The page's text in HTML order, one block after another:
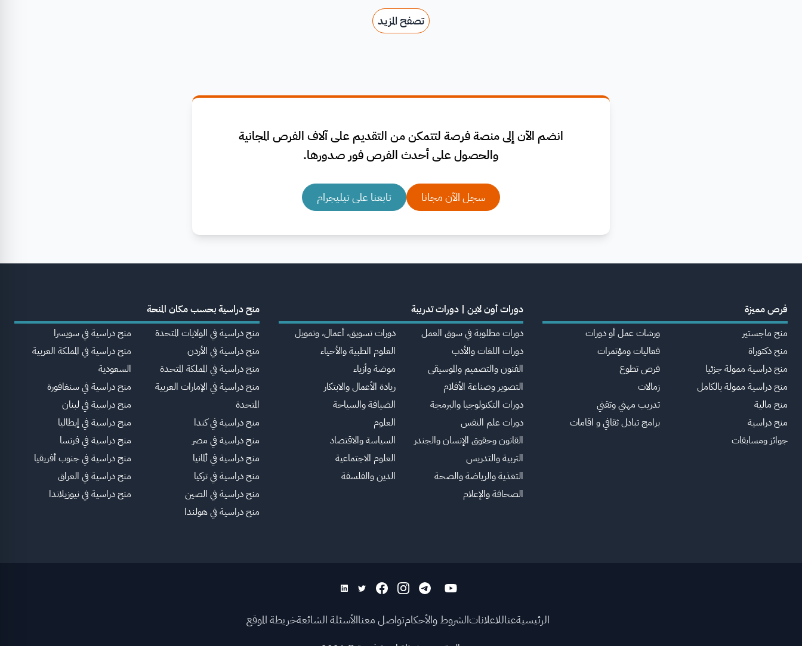
تصفح المزيد
انضم الآن إلى منصة فرصة لتتمكن من التقديم على آلاف الفرص المجانية
والحصول على أحدث الفرص فور صدورها.
سجل الآن مجانا تابعنا على تيليجرام
فرص مميزة
منح ماجستير
منح دكتوراة
منح دراسية ممولة جزئيا
منح دراسية ممولة بالكامل
منح مالية
منح دراسية
جوائز ومسابقات
ورشات عمل أو دورات
فعاليات ومؤتمرات
فرص تطوع
زمالات
تدريب مهني وتقني
برامج تبادل ثقافي و اقامات
دورات أون لاين | دورات تدريبة
دورات مطلوبة في سوق العمل
دورات اللغات والأدب
الفنون والتصميم والموسيقى
التصوير وصناعة الأفلام
دورات التكنولوجيا والبرمجة
دورات علم النفس
القانون وحقوق الإنسان والجندر
التربية والتدريس
التغذية والرياضة والصحة
الصحافة والإعلام
دورات تسويق، أعمال، وتمويل
العلوم الطبية والأحياء
موضة وأزياء
ريادة الأعمال والابتكار
الضيافة والسياحة
العلوم
السياسة والاقتصاد
العلوم الاجتماعية
الدين والفلسفة
منح دراسية بحسب مكان المنحة
منح دراسية في الولايات المتحدة
منح دراسية في الأردن
منح دراسية في المملكة المتحدة
منح دراسية في الإمارات العربية
المتحدة
منح دراسية في كندا
منح دراسية في مصر
منح دراسية في ألمانيا
منح دراسية في تركيا
منح دراسية في الصين
منح دراسية في هولندا
منح دراسية في سويسرا
منح دراسية في المملكة العربية
السعودية
منح دراسية في سنغافورة
منح دراسية في لبنان
منح دراسية في إيطاليا
منح دراسية في فرنسا
منح دراسية في جنوب أفريقيا
منح دراسية في العراق
منح دراسية في نيوزيلاندا
الرئيسيةعناللاعلاناتالشروط والأحكامتواصل معناالأسئلة الشائعةخريطة الموقع